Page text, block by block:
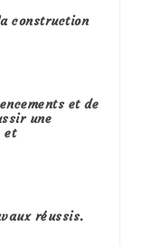
construction
et de
une
et
réussis.